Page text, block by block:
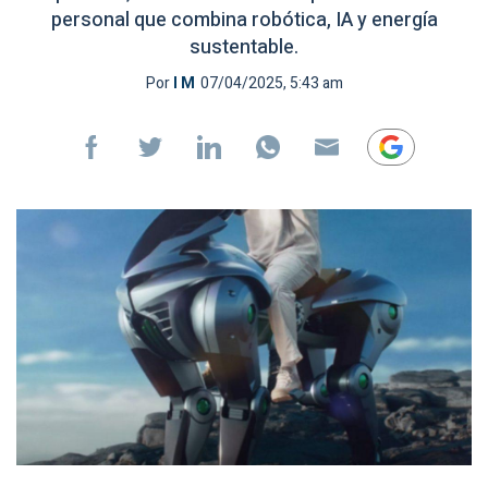
personal que combina robótica, IA y energía
sustentable.
PorI M 07/04/2025, 5:43 am